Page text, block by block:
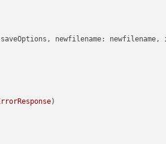
saveOptions, newfilename:
)